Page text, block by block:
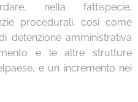
nella fattispecie,
procedurali, così come
detenzione amministrativa
e le altre strutture
e un incremento nei